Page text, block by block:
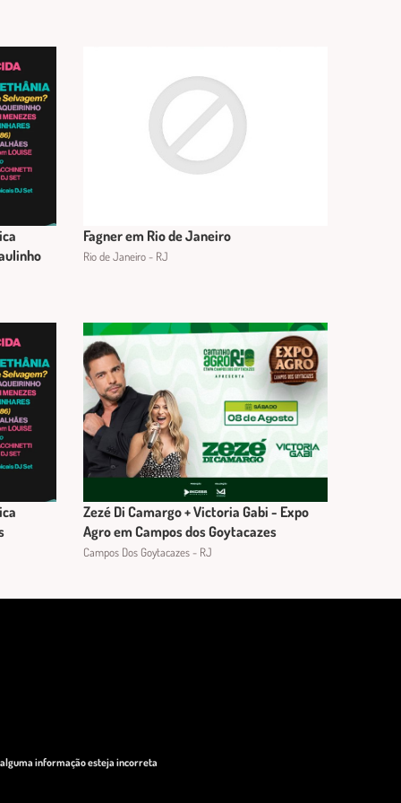
Fagner em Rio de Janeiro
Rio de Janeiro - RJ
Zezé Di Camargo + Victoria Gabi - Expo
Agro em Campos dos Goytacazes
Campos Dos Goytacazes - RJ
alguma informação esteja incorreta